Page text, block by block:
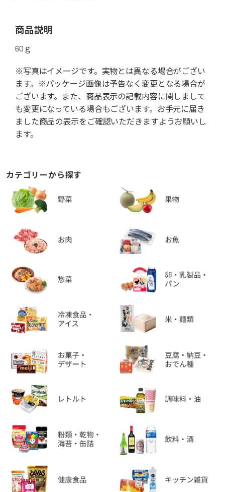
商品説明
60ｇ
※写真はイメージです。実物とは異なる場合がござい
ます。※パッケージ画像は予告なく変更となる場合が
ございます。また、商品表示の記載内容に関しまして
も変更になっている場合もございます。お手元に届き
ました商品の表示をご確認いただきますようお願いし
ます。
カテゴリーから探す